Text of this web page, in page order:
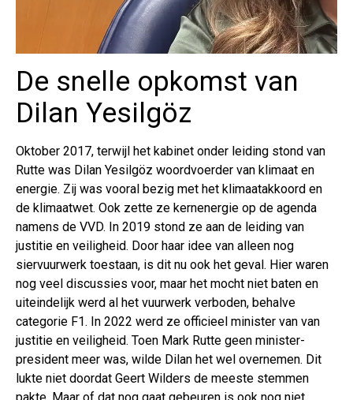
De snelle opkomst van
Dilan Yesilgöz
Oktober 2017, terwijl het kabinet onder leiding stond van
Rutte was Dilan Yesilgöz woordvoerder van klimaat en
energie. Zij was vooral bezig met het klimaatakkoord en
de klimaatwet. Ook zette ze kernenergie op de agenda
namens de VVD. In 2019 stond ze aan de leiding van
justitie en veiligheid. Door haar idee van alleen nog
siervuurwerk toestaan, is dit nu ook het geval. Hier waren
nog veel discussies voor, maar het mocht niet baten en
uiteindelijk werd al het vuurwerk verboden, behalve
categorie F1. In 2022 werd ze officieel minister van van
justitie en veiligheid. Toen Mark Rutte geen minister-
president meer was, wilde Dilan het wel overnemen. Dit
lukte niet doordat Geert Wilders de meeste stemmen